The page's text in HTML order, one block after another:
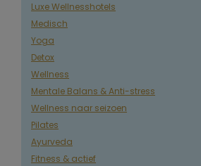
Luxe Wellnesshotels
Medisch
Yoga
Detox
Wellness
Mentale Balans & Anti-stress
Wellness naar seizoen
Pilates
Ayurveda
Fitness & actief